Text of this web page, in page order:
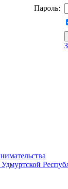
Пароль: